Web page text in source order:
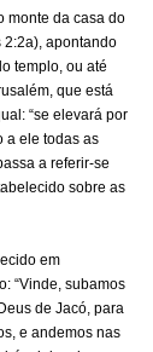
monte da casa do
2:2a), apontando
templo, ou até
que está
“se elevará por
a ele todas as
a referir-se
sobre as
em
“Vinde, subamos
de Jacó, para
e andemos nas